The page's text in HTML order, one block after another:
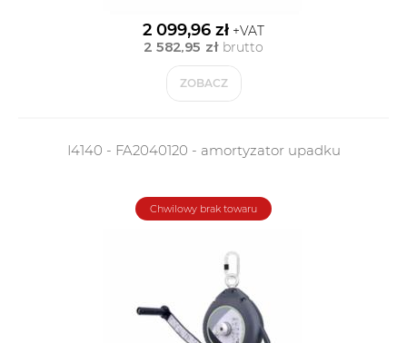
2 099,96 zł +VAT
2 582,95 zł brutto
ZOBACZ
I4140 - FA2040120 - amortyzator upadku
Chwilowy brak towaru